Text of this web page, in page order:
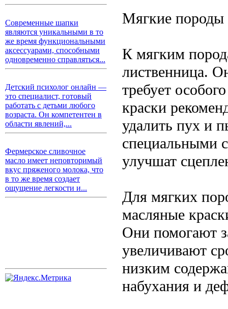
Современные шапки
являются уникальными в то
же время функциональными
аксессуарами, способными
одновременно справляться...
Детский психолог онлайн —
это специалист, готовый
работать с детьми любого
возраста. Он компетентен в
области явлений,...
Фермерское сливочное
масло имеет неповторимый
вкус пряженого молока, что
в то же время создает
ощущение легкости и...
Мягкие породы
К мягким
лиственница.
требует
краски
удалить пух и
специальными
улучшат
Для мягких
масляные
Они помогают
увеличивают
низким
набухания и